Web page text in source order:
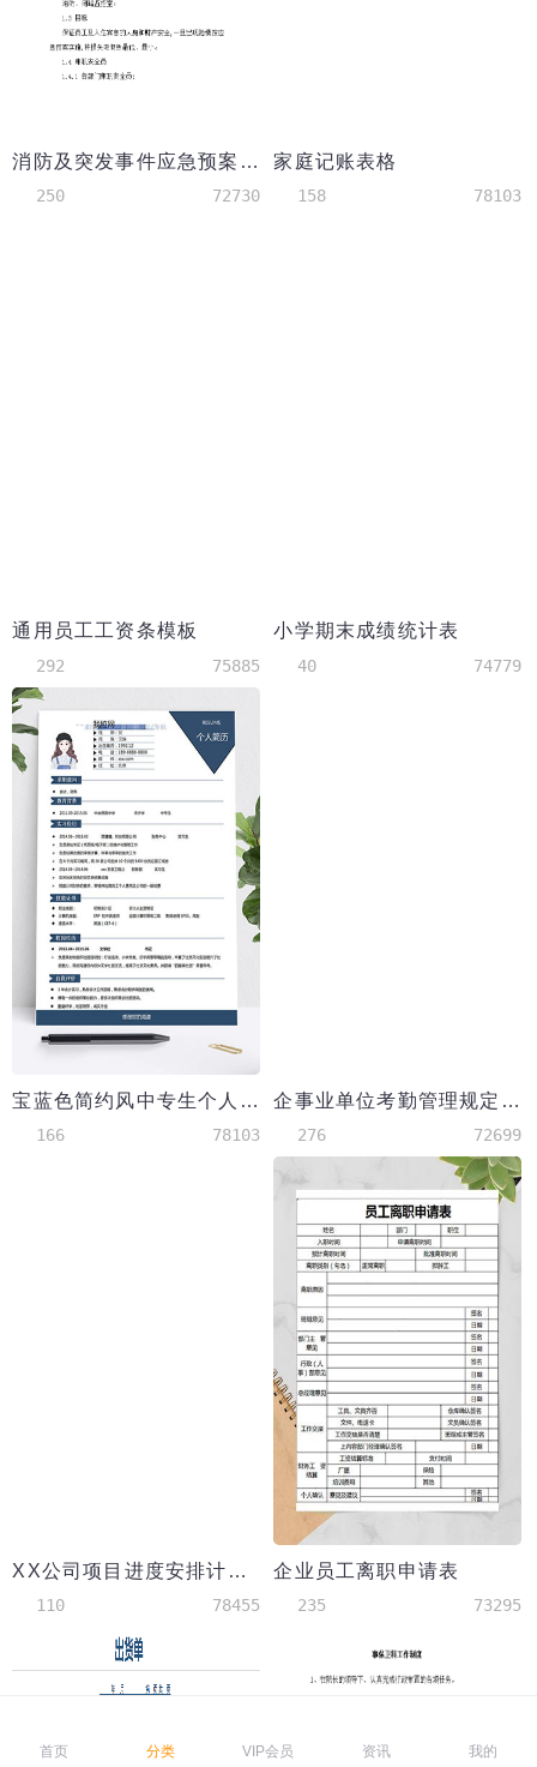
消防及突发事件应急预案word模板
250 72730
家庭记账表格
158 78103
通用员工工资条模板
292 75885
小学期末成绩统计表
40 74779
宝蓝色简约风中专生个人简历模板
166 78103
企事业单位考勤管理规定word模板
276 72699
XX公司项目进度安排计划表甘特图模板
110 78455
企业员工离职申请表
235 73295
首页 分类 VIP会员 资讯 我的